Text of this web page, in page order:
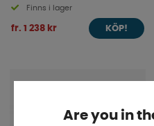
Finns i lager
fr. 1 238 kr KÖP!
Are you in